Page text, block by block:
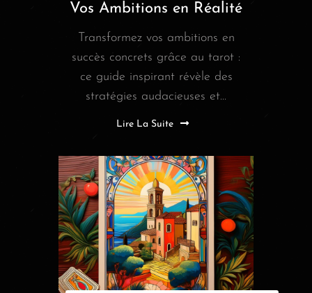
Vos Ambitions en Réalité
Transformez vos ambitions en
succès concrets grâce au tarot :
ce guide inspirant révèle des
stratégies audacieuses et...
Lire La Suite